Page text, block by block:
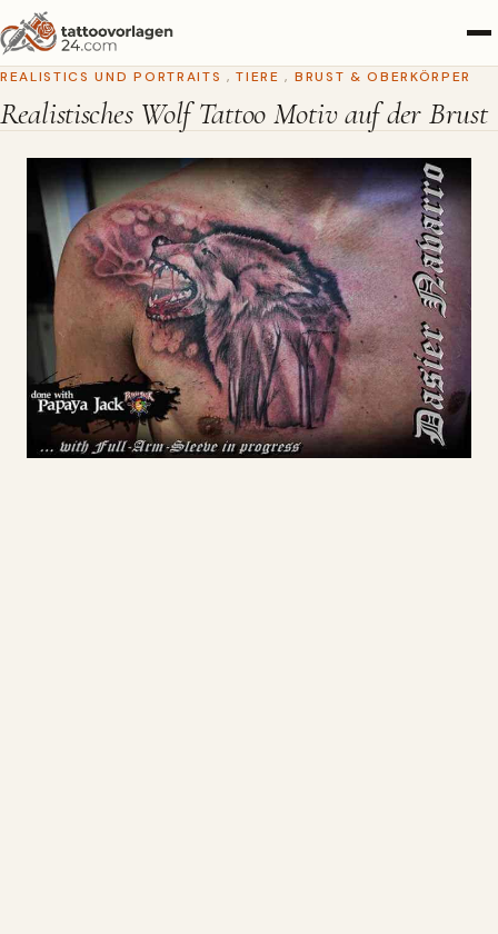
REALISTICS UND PORTRAITS , TIERE , BRUST & OBERKÖRPER
Realistisches Wolf Tattoo Motiv auf der Brust